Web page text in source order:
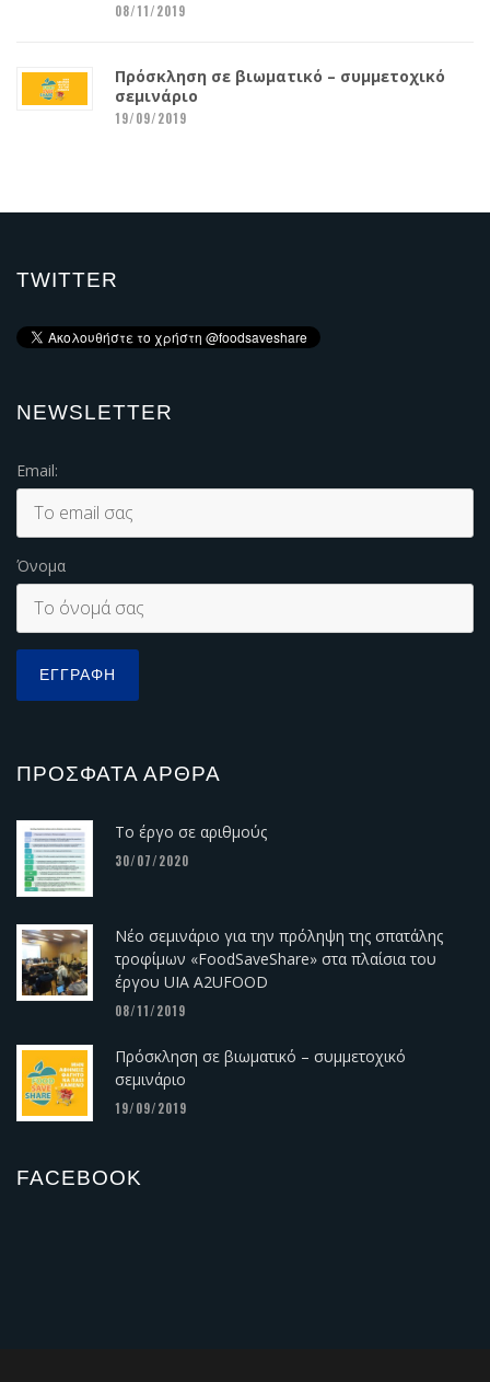
08/11/2019
Πρόσκληση σε βιωματικό – συμμετοχικό
σεμινάριο
19/09/2019
TWITTER
NEWSLETTER
Email:
Όνομα
ΠΡΌΣΦΑΤΑ ΆΡΘΡΑ
Το έργο σε αριθμούς
30/07/2020
Νέο σεμινάριο για την πρόληψη της σπατάλης
τροφίμων «FoodSaveShare» στα πλαίσια του
έργου UIA A2UFOOD
08/11/2019
Πρόσκληση σε βιωματικό – συμμετοχικό
σεμινάριο
19/09/2019
FACEBOOK